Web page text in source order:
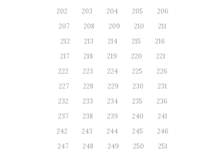
202
203 204 205
206
207
208 209 210
211
212
213 214 215
216
217
218 219 220
221
222
223 224 225
226
227
228 229 230
231
232
233 234 235
236
237
238 239 240
241
242
243 244 245
246
247
248 249 250
251